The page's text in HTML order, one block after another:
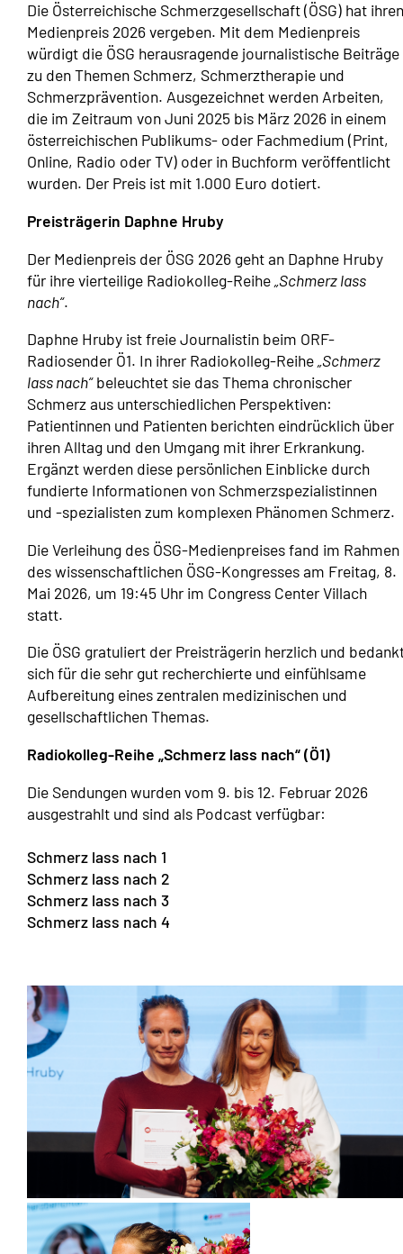
Die Österreichische Schmerzgesellschaft (ÖSG) hat ihren
Medienpreis 2026 vergeben. Mit dem Medienpreis
würdigt die ÖSG herausragende journalistische Beiträge
zu den Themen Schmerz, Schmerztherapie und
Schmerzprävention. Ausgezeichnet werden Arbeiten,
die im Zeitraum von Juni 2025 bis März 2026 in einem
österreichischen Publikums- oder Fachmedium (Print,
Online, Radio oder TV) oder in Buchform veröffentlicht
wurden. Der Preis ist mit 1.000 Euro dotiert.
Preisträgerin Daphne Hruby
Der Medienpreis der ÖSG 2026 geht an Daphne Hruby
für ihre vierteilige Radiokolleg-Reihe„Schmerz lass
nach“.
Daphne Hruby ist freie Journalistin beim ORF-
Radiosender Ö1. In ihrer Radiokolleg-Reihe„Schmerz
lass nach“beleuchtet sie das Thema chronischer
Schmerz aus unterschiedlichen Perspektiven:
Patientinnen und Patienten berichten eindrücklich über
ihren Alltag und den Umgang mit ihrer Erkrankung.
Ergänzt werden diese persönlichen Einblicke durch
fundierte Informationen von Schmerzspezialistinnen
und -spezialisten zum komplexen Phänomen Schmerz.
Die Verleihung des ÖSG-Medienpreises fand im Rahmen
des wissenschaftlichen ÖSG-Kongresses am Freitag, 8.
Mai 2026, um 19:45 Uhr im Congress Center Villach
statt.
Die ÖSG gratuliert der Preisträgerin herzlich und
sich für die sehr gut recherchierte und einfühlsame
Aufbereitung eines zentralen medizinischen und
gesellschaftlichen Themas.
Radiokolleg-Reihe „Schmerz lass nach“ (Ö1)
Die Sendungen wurden vom 9. bis 12. Februar 2026
ausgestrahlt und sind als Podcast verfügbar:
Schmerz lass nach 1
Schmerz lass nach 2
Schmerz lass nach 3
Schmerz lass nach 4